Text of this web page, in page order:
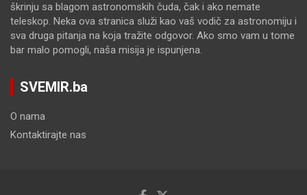
škrinju sa blagom astronomskih čuda, čak i ako nemate
teleskop. Neka ova stranica služi kao vaš vodič za astronomiju i
sva druga pitanja na koja tražite odgovor. Ako smo vam u tome
bar malo pomogli, naša misija je ispunjena.
SVEMIR.ba
O nama
Kontaktirajte nas